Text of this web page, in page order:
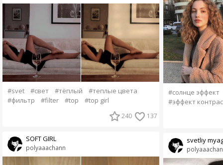
#svet #свет #тёплый
#теплые цвета
#фильтр
#filter #top #top girl
240 137
polyaaachann
SOFT GIRL
#солнце эффект
#эффект
svetliy